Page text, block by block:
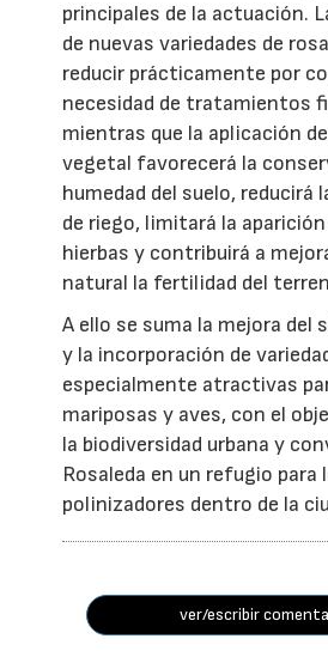
principales de la actuación.
de nuevas variedades de
reducir prácticamente por
necesidad de tratamientos
mientras que la aplicación
vegetal favorecerá la
humedad del suelo, reducirá
de riego, limitará la
hierbas y contribuirá a
natural la fertilidad del
A ello se suma la mejora del
y la incorporación de
especialmente atractivas
mariposas y aves, con el
la biodiversidad urbana y
Rosaleda en un refugio para
polinizadores dentro de la
ver/escribir